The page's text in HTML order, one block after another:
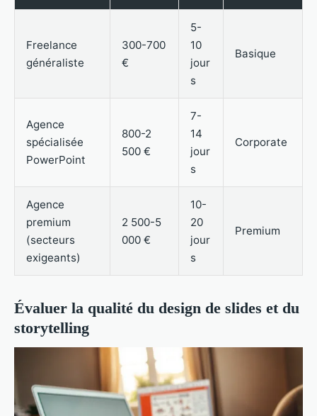
Freelance
généraliste
300-700
€
5-
10
jour
s
Basique
Agence
spécialisée
PowerPoint
800-2
500 €
7-
14
jour
s
Corporate
Agence
premium
(secteurs
exigeants)
2 500-5
000 €
10-
20
jour
s
Premium
Évaluer la qualité du design de slides et du
storytelling